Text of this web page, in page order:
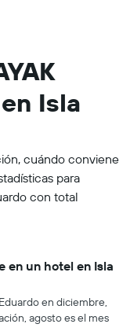
Isla
cuándo conviene
para
con total
en un hotel en Isla
en diciembre,
agosto es el mes